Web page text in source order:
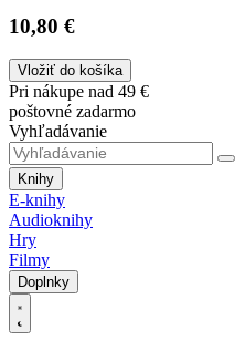
10,80 €
Vložiť do košíka
Pri nákupe nad 49 €
poštovné zadarmo
Vyhľadávanie
Knihy
E-knihy
Audioknihy
Hry
Filmy
Doplnky